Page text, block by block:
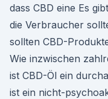
dass CBD eine Es
die Verbraucher
sollten CBD-
Wie inzwischen
ist CBD-Öl ein
ist ein nicht-